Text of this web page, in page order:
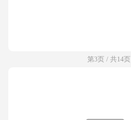
第3页 / 共14页